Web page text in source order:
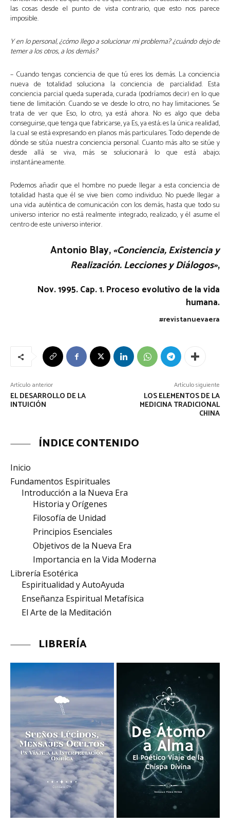
las cosas desde el punto de vista contrario, que esto nos parece
imposible.
Y en lo personal, ¿cómo llego a solucionar mi problema? ¿cuándo dejo de
temer a los otros, a los demás?
– Cuando tengas conciencia de que tú eres los demás. La conciencia
nueva de totalidad soluciona la conciencia de parcialidad. Esta
conciencia parcial queda superada, curada (podríamos decir) en lo que
tiene de limitación. Cuando se ve desde lo otro, no hay limitaciones. Se
trata de ver que Eso, lo otro, ya está ahora. No es algo que deba
conseguirse, que tenga que fabricarse, ya Es, ya está; es la única realidad,
la cual se está expresando en planos más particulares. Todo depende de
dónde se sitúa nuestra conciencia personal. Cuanto más alto se sitúe y
desde allá se viva, más se solucionará lo que está abajo;
instantáneamente.
Podemos añadir que el hombre no puede llegar a esta conciencia de
totalidad hasta que él se vive bien como individuo. No puede llegar a
una vida auténtica de comunicación con los demás, hasta que todo su
universo interior no está realmente integrado, realizado, y él asume el
centro de este universo interior.
Antonio Blay,«Conciencia, Existencia y
Realización. Lecciones y Diálogos»,
Nov. 1995. Cap. 1. Proceso evolutivo de la vida
humana.
#revistanuevaera
Artículo anterior
EL DESARROLLO DE LA
INTUICIÓN
Artículo siguiente
LOS ELEMENTOS DE LA
MEDICINA TRADICIONAL
CHINA
ÍNDICE CONTENIDO
Inicio
Fundamentos Espirituales
Introducción a la Nueva Era
Historia y Orígenes
Filosofía de Unidad
Principios Esenciales
Objetivos de la Nueva Era
Importancia en la Vida Moderna
Librería Esotérica
Espiritualidad y AutoAyuda
Enseñanza Espiritual Metafísica
El Arte de la Meditación
LIBRERÍA